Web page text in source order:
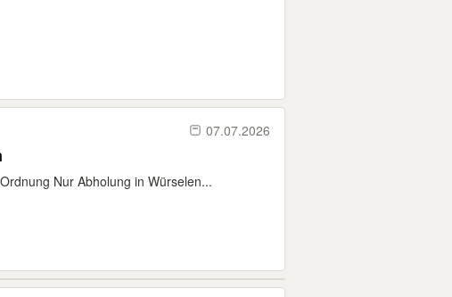
07.07.2026
Nur Abholung in Würselen...